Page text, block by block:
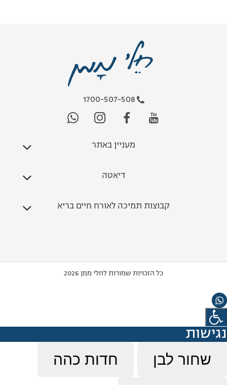
1700-507-508
מעניין באתר
דיאטה
קבוצות תמיכה לאורח חיים בריא
כל הזכויות שמורות לחלי ממן 2026
נגישות
שחור לבן חדות כהה